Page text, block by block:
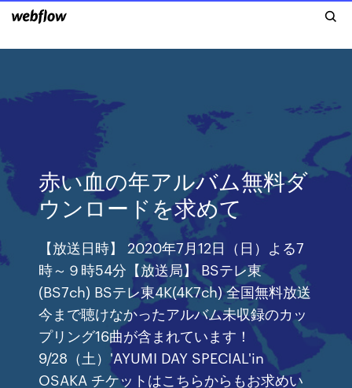
赤い血の年アルバム無料ダ
ウンロードを求めて
【放送日時】 2020年7月12日（日）よる7
時～９時54分【放送局】 BSテレ東
(BS7ch) BSテレ東4K(4K7ch) 全国無料放送
今まで聴けなかったアルバム未収録のカッ
プリング16曲が含まれています！
9/28（土）'AYUMI DAY SPECIAL'in
OSAKA チケットはこちらからもお求めい